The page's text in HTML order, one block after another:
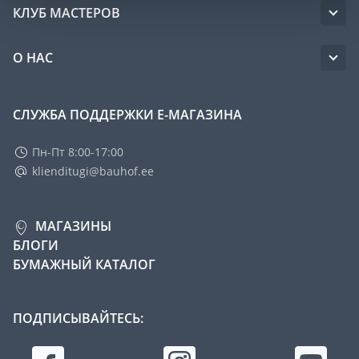
КЛУБ МАСТЕРОВ
О НАС
СЛУЖБА ПОДДЕРЖКИ Е-МАГАЗИНА
Пн-Пт 8:00-17:00
klienditugi@bauhof.ee
МАГАЗИНЫ
БЛОГИ
БУМАЖНЫЙ КАТАЛОГ
ПОДПИСЫВАЙТЕСЬ: